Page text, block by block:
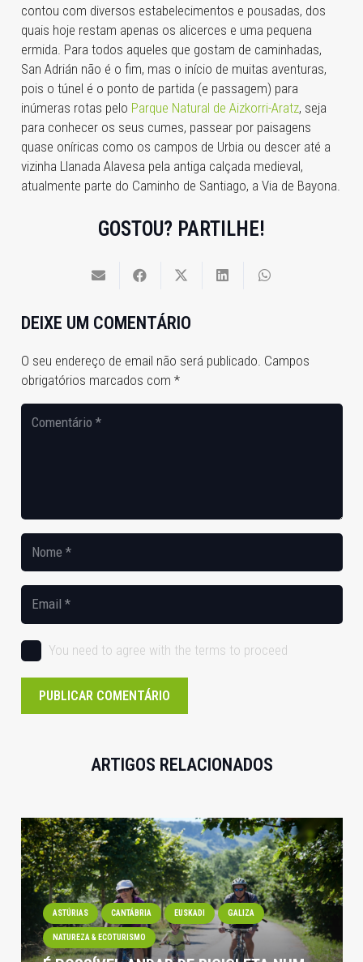
contou com diversos estabelecimentos e pousadas, dos
quais hoje restam apenas os alicerces e uma pequena
ermida. Para todos aqueles que gostam de caminhadas,
San Adrián não é o fim, mas o início de muitas aventuras,
pois o túnel é o ponto de partida (e passagem) para
inúmeras rotas pelo Parque Natural de Aizkorri-Aratz, seja
para conhecer os seus cumes, passear por paisagens
quase oníricas como os campos de Urbia ou descer até a
vizinha Llanada Alavesa pela antiga calçada medieval,
atualmente parte do Caminho de Santiago, a Via de Bayona.
GOSTOU? PARTILHE!
DEIXE UM COMENTÁRIO
O seu endereço de email não será publicado. Campos
obrigatórios marcados com *
You need to agree with the terms to proceed
PUBLICAR COMENTÁRIO
ARTIGOS RELACIONADOS
ASTÚRIAS CANTÁBRIA EUSKADI GALIZA
NATUREZA & ECOTURISMO